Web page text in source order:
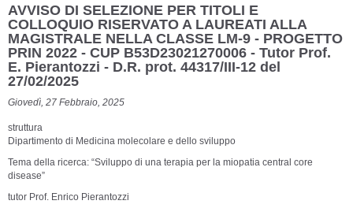
AVVISO DI SELEZIONE PER TITOLI E
COLLOQUIO RISERVATO A LAUREATI ALLA
MAGISTRALE NELLA CLASSE LM-9 - PROGETTO
PRIN 2022 - CUP B53D23021270006 - Tutor Prof.
E. Pierantozzi - D.R. prot. 44317/III-12 del
27/02/2025
Giovedì, 27 Febbraio, 2025
struttura
Dipartimento di Medicina molecolare e dello sviluppo
Tema della ricerca: “Sviluppo di una terapia per la miopatia central core
disease”
tutor Prof. Enrico Pierantozzi